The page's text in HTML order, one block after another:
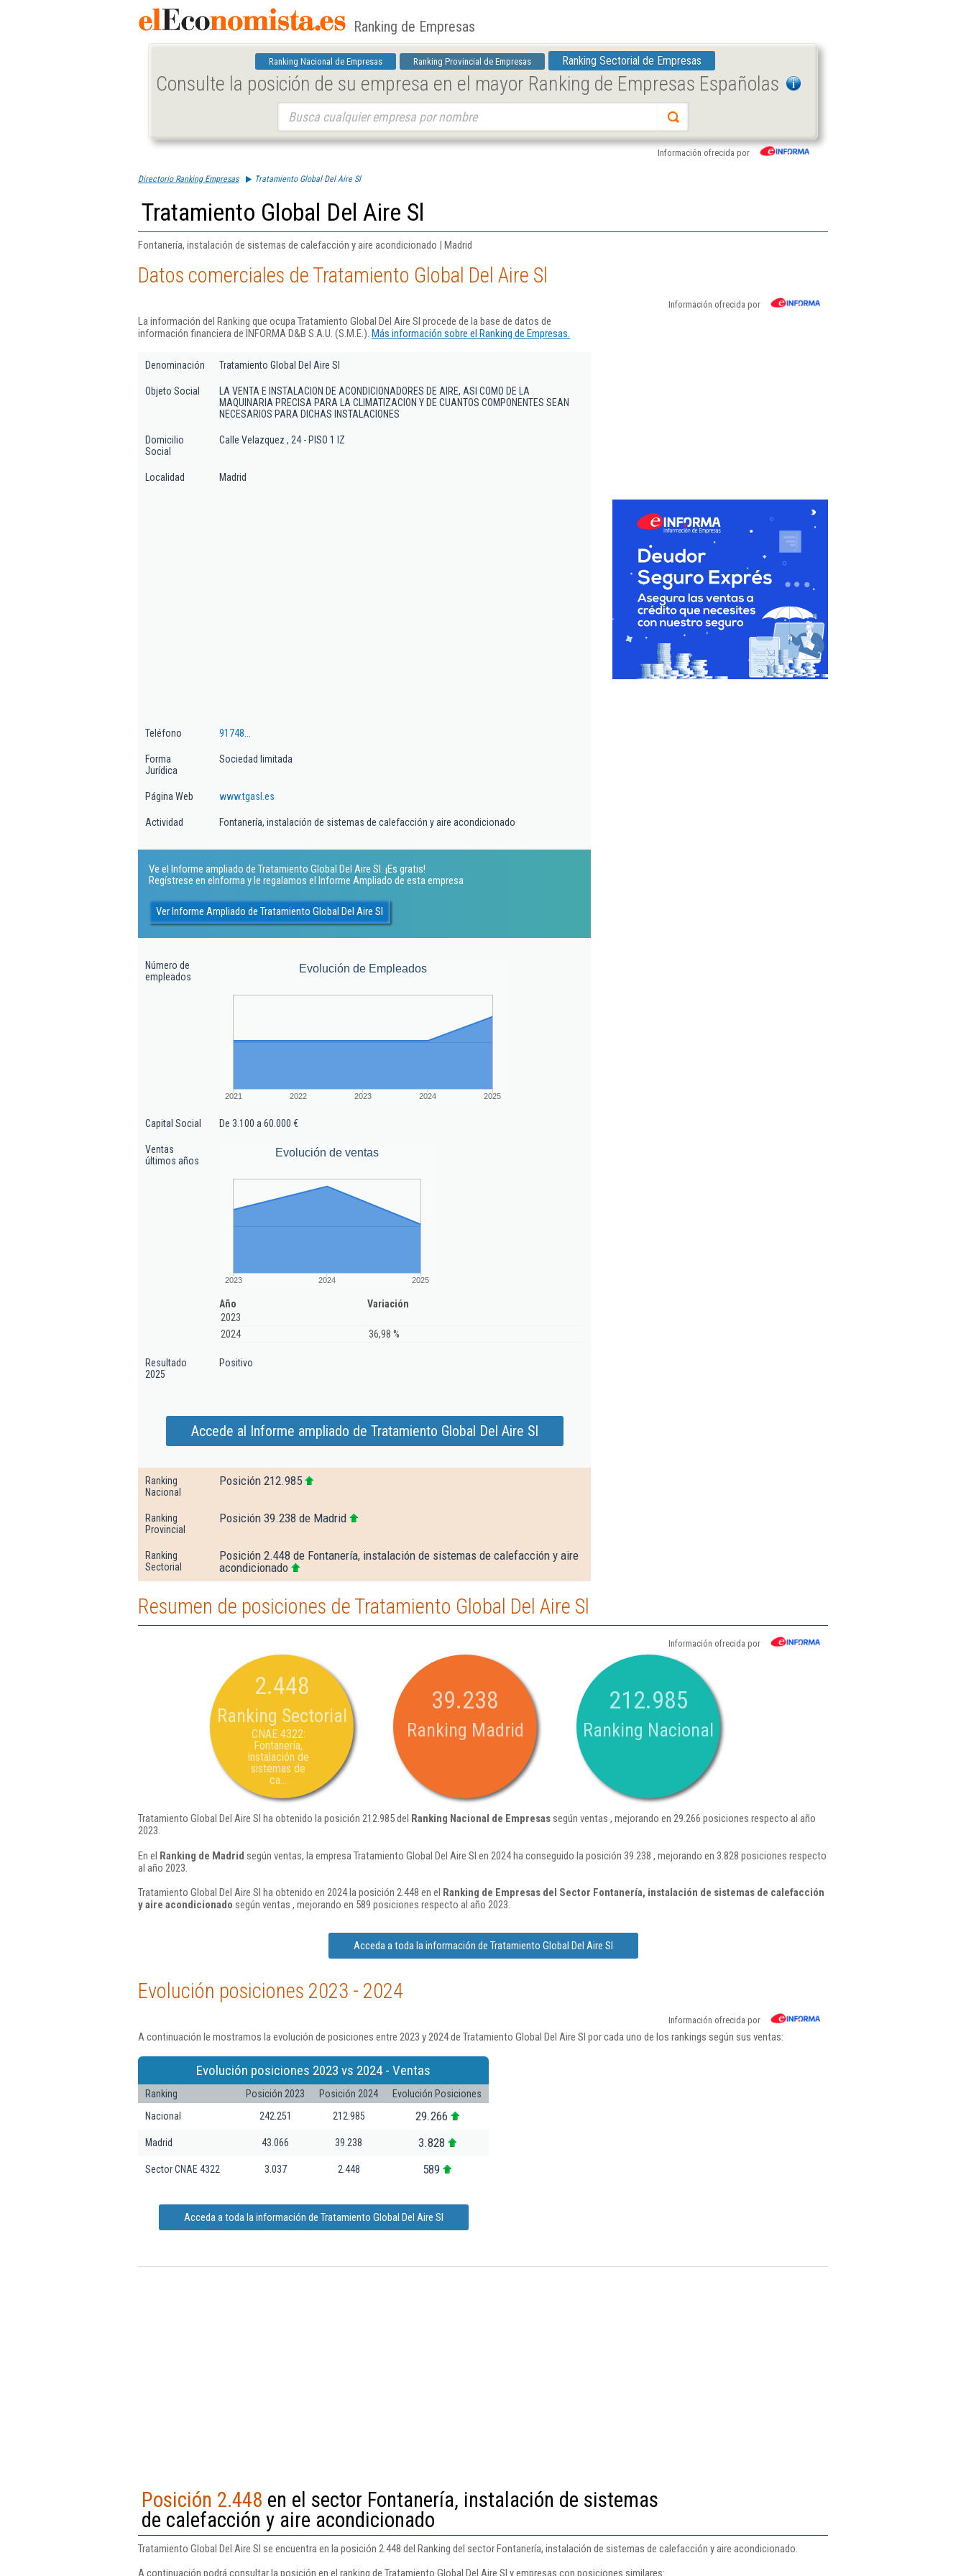
Ranking de Empresas
Ranking Nacional de Empresas Ranking Provincial de Empresas Ranking Sectorial de Empresas
Consulte la posición de su empresa en el mayor Ranking de Empresas Españolas
Información ofrecida por
Directorio Ranking Empresas Tratamiento Global Del Aire Sl
Tratamiento Global Del Aire Sl
Fontanería, instalación de sistemas de calefacción y aire acondicionado | Madrid
Datos comerciales de Tratamiento Global Del Aire Sl
Información ofrecida por
La información del Ranking que ocupa Tratamiento Global Del Aire Sl procede de la base de datos de
información financiera de INFORMA D&B S.A.U. (S.M.E.). Más información sobre el Ranking de Empresas.
Denominación Tratamiento Global Del Aire Sl
Objeto Social
LA VENTA E INSTALACION DE ACONDICIONADORES DE AIRE, ASI COMO DE LA
MAQUINARIA PRECISA PARA LA CLIMATIZACION Y DE CUANTOS COMPONENTES SEAN
NECESARIOS PARA DICHAS INSTALACIONES
Domicilio
Social
Calle Velazquez , 24 - PISO 1 IZ
Localidad Madrid
Teléfono 91748...
Forma
Jurídica
Sociedad limitada
Página Web www.tgasl.es
Actividad Fontanería, instalación de sistemas de calefacción y aire acondicionado
Ve el Informe ampliado de Tratamiento Global Del Aire Sl. ¡Es gratis!
Regístrese en eInforma y le regalamos el Informe Ampliado de esta empresa
Ver Informe Ampliado de Tratamiento Global Del Aire Sl
Número de
empleados
Evolución de Empleados
2021 2022 2023 2024 2025
Capital Social De 3.100 a 60.000 €
Ventas
últimos años
Evolución de ventas
2023 2024 2025
Año
Variación
2023
2024
36,98 %
Resultado
2025
Positivo
Accede al Informe ampliado de Tratamiento Global Del Aire Sl
Ranking
Nacional
Posición 212.985
Ranking
Provincial
Posición 39.238 de Madrid
Ranking
Sectorial
Posición 2.448 de Fontanería, instalación de sistemas de calefacción y aire
acondicionado
Resumen de posiciones de Tratamiento Global Del Aire Sl
Información ofrecida por
2.448
Ranking Sectorial
CNAE 4322:
Fontanería,
instalación de
sistemas de
ca...
39.238
Ranking Madrid
212.985
Ranking Nacional
Tratamiento Global Del Aire Sl ha obtenido la posición 212.985 del Ranking Nacional de Empresassegún ventas , mejorando en 29.266 posiciones respecto al año
2023.
En el Ranking de Madrid según ventas, la empresa Tratamiento Global Del Aire Sl en 2024 ha conseguido la posición 39.238 , mejorando en 3.828 posiciones respecto
al año 2023.
Tratamiento Global Del Aire Sl ha obtenido en 2024 la posición 2.448 en el Ranking de Empresas del Sector Fontanería, instalación de sistemas de calefacción
y aire acondicionado según ventas , mejorando en 589 posiciones respecto al año 2023.
Acceda a toda la información de Tratamiento Global Del Aire Sl
Evolución posiciones 2023 - 2024
Información ofrecida por
A continuación le mostramos la evolución de posiciones entre 2023 y 2024 de Tratamiento Global Del Aire Sl por cada uno de los rankings según sus ventas:
Evolución posiciones 2023 vs 2024 - Ventas
Ranking Posición 2023 Posición 2024
Evolución Posiciones
Nacional
242.251 212.985 29.266
Madrid 43.066 39.238 3.828
Sector CNAE 4322 3.037 2.448 589
Acceda a toda la información de Tratamiento Global Del Aire Sl
Posición 2.448 en el sector Fontanería, instalación de sistemas
de calefacción y aire acondicionado
Tratamiento Global Del Aire Sl se encuentra en la posición 2.448 del Ranking del sector Fontanería, instalación de sistemas de calefacción y aire acondicionado.
A continuación podrá consultar la posición en el ranking de Tratamiento Global Del Aire Sl y empresas con posiciones similares: